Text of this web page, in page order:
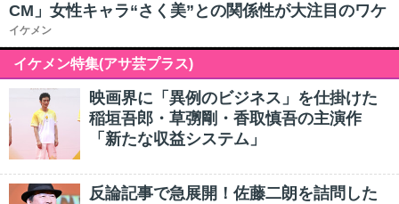
CM」女性キャラ“さく美”との関係性が大注目のワケ
イケメン
イケメン特集(アサ芸プラス)
映画界に「異例のビジネス」を仕掛けた
稲垣吾郎・草彅剛・香取慎吾の主演作
「新たな収益システム」
反論記事で急展開！佐藤二朗を詰問した